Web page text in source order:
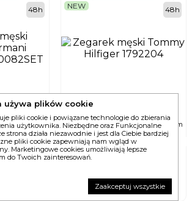
ø43mm
48h
zegarek męski ø42mm
TOMMY HILFIGER
1792204
590,-
NEW
48h
używa plików cookie
pliki cookie i powiązane technologie do zbierania
użytkownika. Niezbędne oraz Funkcjonalne
strona działa niezawodnie i jest dla Ciebie bardziej
pliki cookie zapewniają nam wgląd w
Marketingowe cookies umożliwiają lepsze
do Twoich zainteresowań.
Zaakceptuj wszystkie